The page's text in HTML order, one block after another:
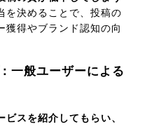
を決めることで、投稿の
獲得やブランド認知の向
一般ユーザーによる
スを紹介してもらい、